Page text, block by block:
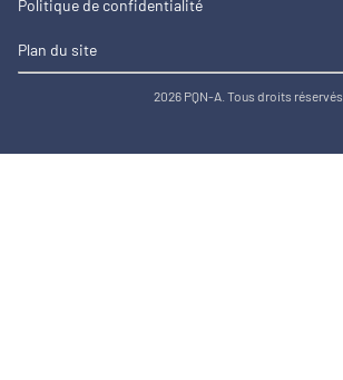
Politique de confidentialité
Plan du site
2026 PQN-A. Tous droits réservés.